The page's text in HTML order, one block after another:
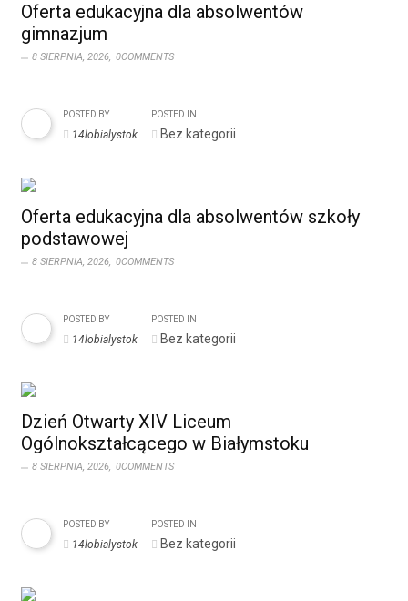
Oferta edukacyjna dla absolwentów
gimnazjum
8 SIERPNIA, 2026, 0COMMENTS
POSTED BY
14lobialystok
POSTED IN
Bez kategorii
Oferta edukacyjna dla absolwentów szkoły
podstawowej
8 SIERPNIA, 2026, 0COMMENTS
POSTED BY
14lobialystok
POSTED IN
Bez kategorii
Dzień Otwarty XIV Liceum
Ogólnokształcącego w Białymstoku
8 SIERPNIA, 2026, 0COMMENTS
POSTED BY
14lobialystok
POSTED IN
Bez kategorii